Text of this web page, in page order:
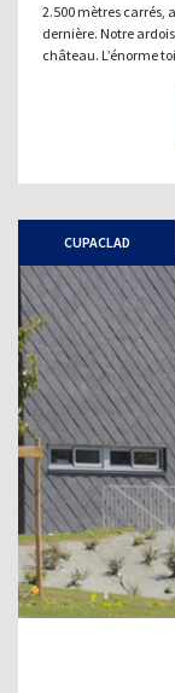
2.500 mètres carrés,
dernière. Notre
château. L’énorme
CUPACLAD